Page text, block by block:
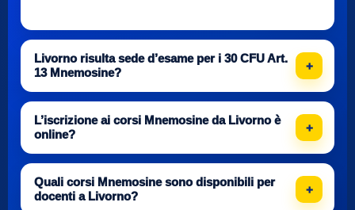
Livorno risulta sede d’esame per i 30 CFU Art.
13 Mnemosine?
L’iscrizione ai corsi Mnemosine da Livorno è
online?
Quali corsi Mnemosine sono disponibili per
docenti a Livorno?